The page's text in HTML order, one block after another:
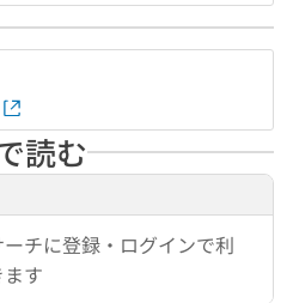
読む
チに登録・ログインで利
す